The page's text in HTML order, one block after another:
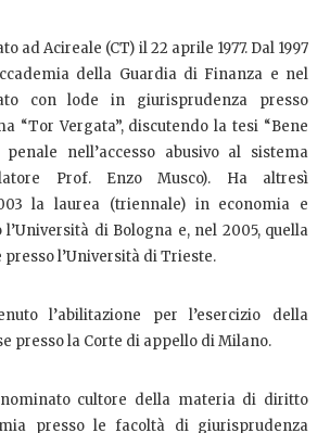
ad Acireale (CT) il 22 aprile 1977. Dal 1997
della Guardia di Finanza e nel
con lode in giurisprudenza presso
“Tor Vergata”, discutendo la tesi “Bene
nell’accesso abusivo al sistema
Prof. Enzo Musco). Ha altresì
la laurea (triennale) in economia e
di Bologna e, nel 2005, quella
l’Università di Trieste.
l’abilitazione per l’esercizio della
presso la Corte di appello di Milano.
cultore della materia di diritto
presso le facoltà di giurisprudenza